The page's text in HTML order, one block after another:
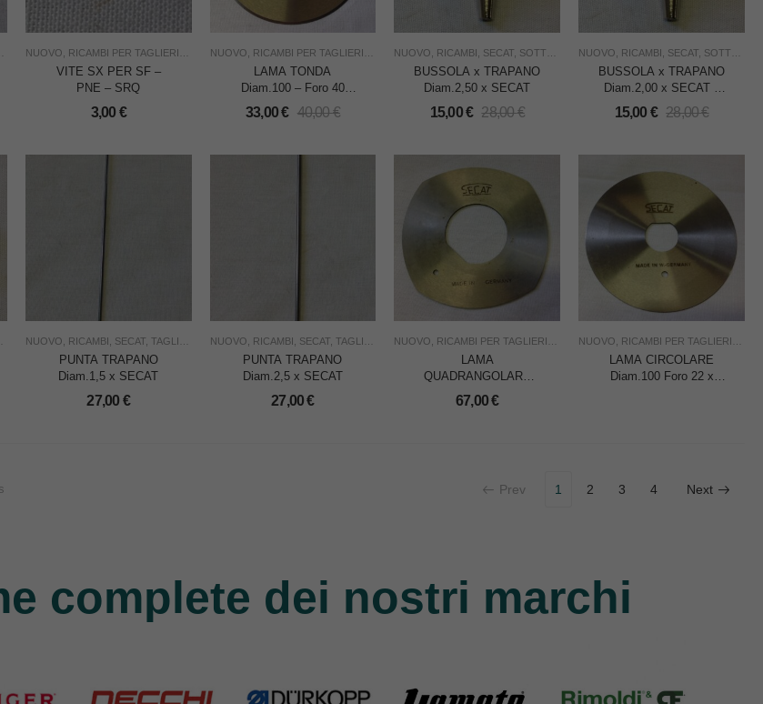
SECAT,TAGLIO,USO INDUSTRIA
NUOVO RICAMBI PER TAGLIERINE SECAT,TAGLIO,USO INDUSTRIA
VITE SX PER SF –
PNE – SRQ
3,00 €
NUOVO RICAMBI PER TAGLIERINE SECAT,TAGLIO,USO INDUSTRIA
LAMA TONDA
Diam.100 – Foro 40
F.K.ARNA = SECAT
102K = SRT10
33,00€ 40,00€
NUOVO RICAMBI SECAT SOTTOCOSTO ,TAGLIO,USO INDUSTRIA
BUSSOLA x TRAPANO
Diam.2,50 x SECAT
15,00€ 28,00€
NUOVO RICAMBI SECAT SOTTOCOSTO
BUSSOLA x TRAPANO
Diam.2,00 x SECAT –
CADAUNA
15,00 € 28,00€
,TAGLIO,USO INDUSTRIA
NUOVO RICAMBI SECAT, TAGLIO USO INDUSTRIA
PUNTA TRAPANO
Diam.1,5 x SECAT
27,00 €
NUOVO RICAMBI SECAT, TAGLIO USO INDUSTRIA
PUNTA TRAPANO
Diam.2,5 x SECAT
27,00€
NUOVO RICAMBI PER TAGLIERINE SECAT,TAGLIO,USO INDUSTRIA
LAMA
QUADRANGOLARE
Diam.100 Foro 40 x
SECAT
67,00€
NUOVO RICAMBI PER TAGLIERINE
LAMA CIRCOLARE
Diam.100 Foro 22 x
Prev 1 2 3 4 Next
complete dei nostri marchi